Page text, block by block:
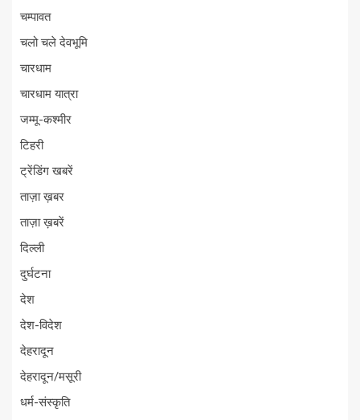
चम्पावत
चलो चले देवभूमि
चारधाम
चारधाम यात्रा
जम्मू-कश्मीर
टिहरी
ट्रेंडिंग खबरें
ताज़ा ख़बर
ताज़ा ख़बरें
दिल्ली
दुर्घटना
देश
देश-विदेश
देहरादून
देहरादून/मसूरी
धर्म-संस्कृति